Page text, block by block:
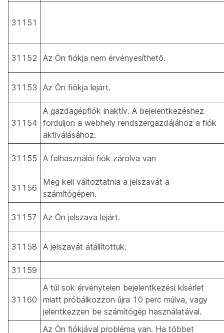
31151
31152 Az Ön fiókja nem érvényesíthető.
31153 Az Ön fiókja lejárt.
31154
A gazdagépfiók inaktív. A bejelentkezéshez
forduljon a webhely rendszergazdájához a fiók
aktiválásához.
31155 A felhasználói fiók zárolva van
31156
Meg kell változtatnia a jelszavát a
számítógépen.
31157 Az Ön jelszava lejárt.
31158 A jelszavát átállítottuk.
31159
31160
A túl sok érvénytelen bejelentkezési kísérlet
miatt próbálkozzon újra 10 perc múlva, vagy
jelentkezzen be számítógép használatával.
Az Ön fiókjával probléma van. Ha többet